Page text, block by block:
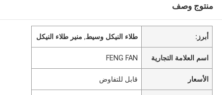
منتوج وصف
أبرز: طلاء النيكل وسيط, منير طلاء النيكل
اسم العلامة التجارية FENG FAN
الأسعار قابل للتفاوض